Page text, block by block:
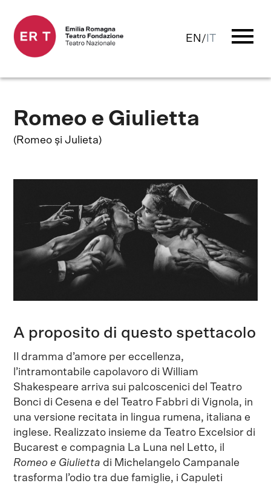
EN / IT menu
Romeo e Giulietta
(Romeo și Julieta)
A proposito di questo spettacolo
Il dramma d’amore per eccellenza,
l’intramontabile capolavoro di William
Shakespeare arriva sui palcoscenici del Teatro
Bonci di Cesena e del Teatro Fabbri di Vignola, in
una versione recitata in lingua rumena, italiana e
inglese. Realizzato insieme da Teatro Excelsior di
Bucarest e compagnia La Luna nel Letto, il
Romeo e Giulietta di Michelangelo Campanale
trasforma l’odio tra due famiglie, i Capuleti